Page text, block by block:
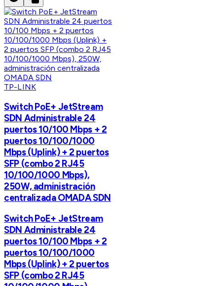
TP-LINK
Switch PoE+ JetStream
SDN Administrable 24
puertos 10/100 Mbps + 2
puertos 10/100/1000
Mbps (Uplink) + 2 puertos
SFP (combo 2 RJ45
10/100/1000 Mbps),
250W, administración
centralizada OMADA SDN
Switch PoE+ JetStream
SDN Administrable 24
puertos 10/100 Mbps + 2
puertos 10/100/1000
Mbps (Uplink) + 2 puertos
SFP (combo 2 RJ45